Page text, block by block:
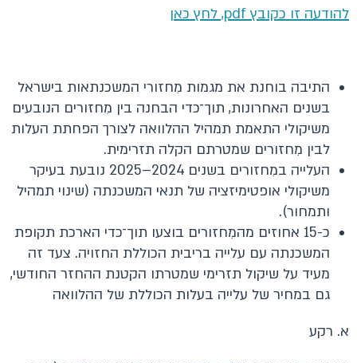
להודעה זו כקובץ pdf, לחץ כאן
התיבה בוחנת את מגמות מִחזורי המשכנתאות בישראל
בשנים האחרונות, תוך־כדי הבחנה בין מִחזורים הנובעים
משיקולי התאמת תמהיל ההלוואה לצורך הפחתת העלות
לבין מִחזורים שמטרתם הקלה תזרימית.
העלייה במִחזורים בשנים 2024–2025 נובעת בעיקר
משיקולי אופטימיזציה של תנאי המשכנתה (שינוי תמהיל
ותמחור).
כ-15 אחוזים מהמִחזורים בוצעו תוך־כדי הארכת תקופת
המשכנתה עם עלייה בריבית הכוללת החזויה. צעד זה
מעיד על שיקול תזרימי שמטרתו הקטנת ההחזר החודשי,
גם במחיר של עלייה בעלות הכוללת של ההלוואה
א. רקע